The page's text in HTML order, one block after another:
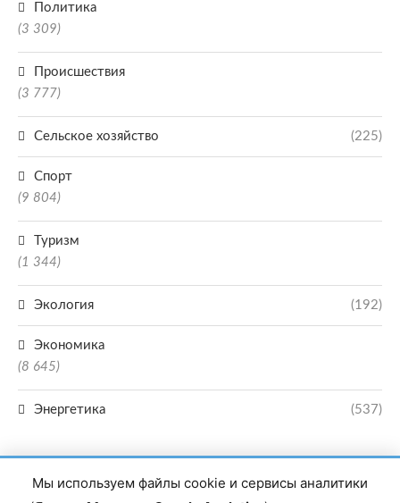
Политика
(3 309)
Происшествия
(3 777)
Сельское хозяйство (225)
Спорт
(9 804)
Туризм
(1 344)
Экология (192)
Экономика
(8 645)
Энергетика (537)
Мы используем файлы cookie и сервисы аналитики